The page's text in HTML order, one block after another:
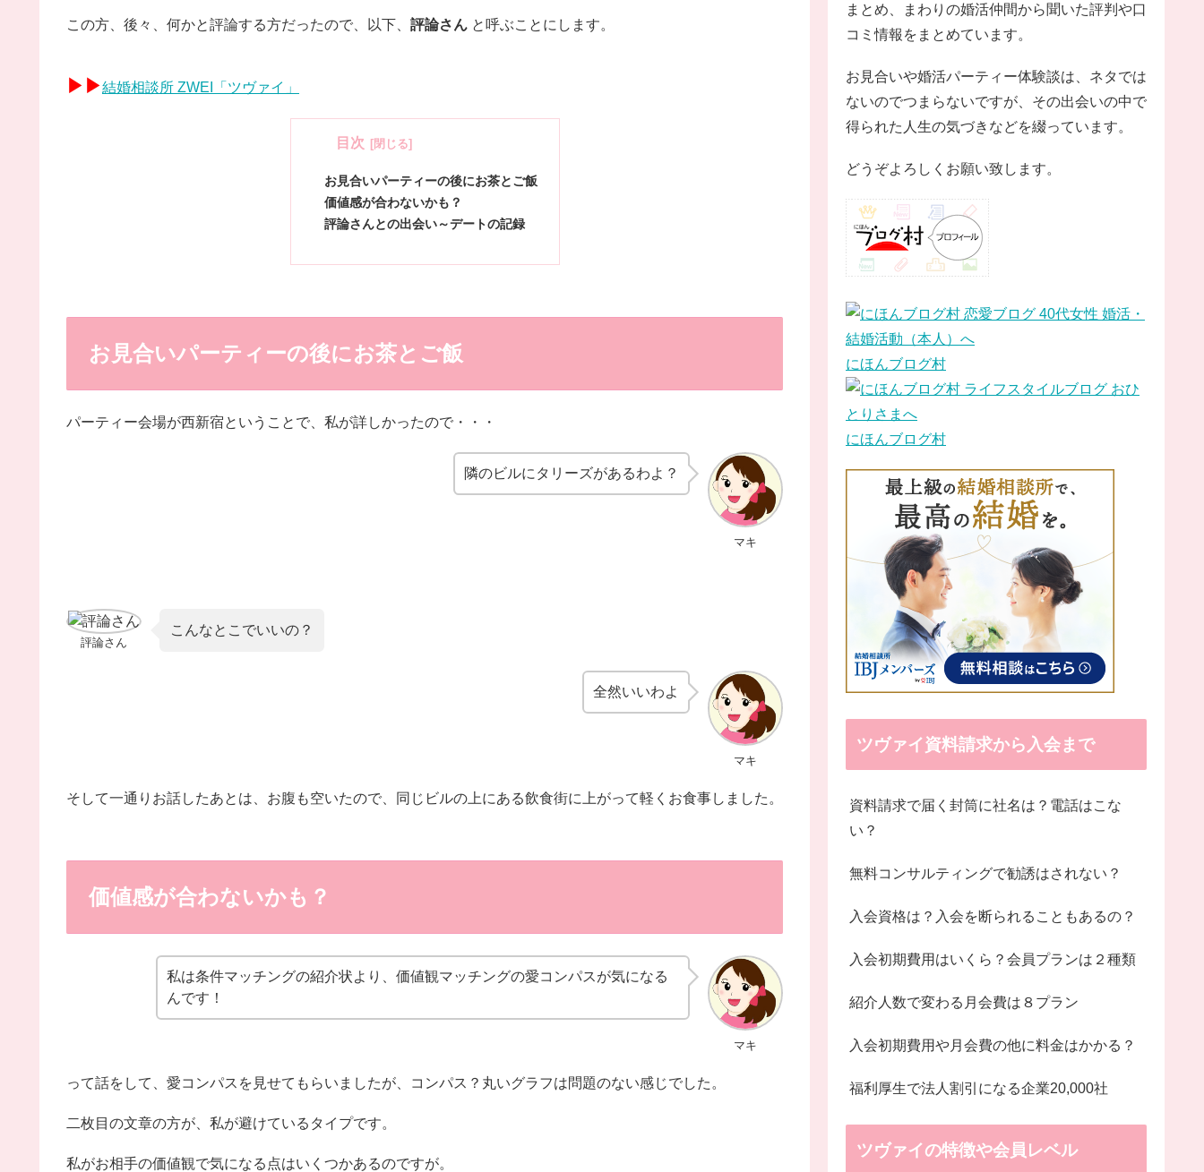
この方、後々、何かと評論する方だったので、以下、 評論さん と呼ぶことにします。
▶▶結婚相談所 ZWEI「ツヴァイ」
目次
お見合いパーティーの後にお茶とご飯
価値感が合わないかも？
評論さんとの出会い～デートの記録
お見合いパーティーの後にお茶とご飯
パーティー会場が西新宿ということで、私が詳しかったので・・・
マキ
隣のビルにタリーズがあるわよ？
評論さん
こんなとこでいいの？
マキ
全然いいわよ
そして一通りお話したあとは、お腹も空いたので、同じビルの上にある飲食街に上がって軽くお食事しました。
価値感が合わないかも？
マキ
私は条件マッチングの紹介状より、価値観マッチングの愛コンパスが気になる
んです！
って話をして、愛コンパスを見せてもらいましたが、コンパス？丸いグラフは問題のない感じでした。
二枚目の文章の方が、私が避けているタイプです。
私がお相手の価値観で気になる点はいくつかあるのですが。
まとめ、まわりの婚活仲間から聞いた評判や口
コミ情報をまとめています。
お見合いや婚活パーティー体験談は、ネタでは
ないのでつまらないですが、その出会いの中で
得られた人生の気づきなどを綴っています。
どうぞよろしくお願い致します。
にほんブログ村
にほんブログ村
ツヴァイ資料請求から入会まで
資料請求で届く封筒に社名は？電話はこな
い？
無料コンサルティングで勧誘はされない？
入会資格は？入会を断られることもあるの？
入会初期費用はいくら？会員プランは２種類
紹介人数で変わる月会費は８プラン
入会初期費用や月会費の他に料金はかかる？
福利厚生で法人割引になる企業20,000社
ツヴァイの特徴や会員レベル